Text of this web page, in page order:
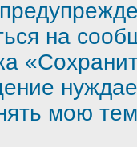
на
мою